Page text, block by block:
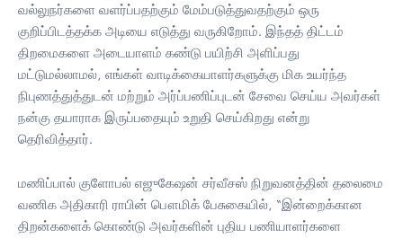
வல்லுநர்களை வளர்ப்பதற்கும் மேம்படுத்துவதற்கும் ஒரு
குறிப்பிடத்தக்க அடியை எடுத்து வருகிறோம். இந்தத் திட்டம்
திறமைகளை அடையாளம் கண்டு பயிற்சி அளிப்பது
மட்டுமல்லாமல், எங்கள் வாடிக்கையாளர்களுக்கு மிக உயர்ந்த
நிபுணத்துத்துடன் மற்றும் அர்ப்பணிப்புடன் சேவை செய்ய அவர்கள்
நன்கு தயாராக இருப்பதையும் உறுதி செய்கிறது என்று
தெரிவித்தார்.
மணிப்பால் குளோபல் எஜுகேஷன் சர்வீசஸ் நிறுவனத்தின் தலைமை
வணிக அதிகாரி ராபின் பௌமிக் பேசுகையில், “இன்றைக்கான
திறன்களைக் கொண்டு அவர்களின் புதிய பணியாளர்களை